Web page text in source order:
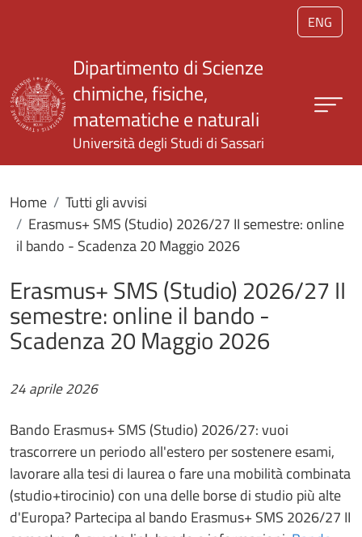
Salta al contenuto principale
ENG
Dipartimento di Scienze
chimiche, fisiche,
matematiche e naturali
Università degli Studi di Sassari
Home
Tutti gli avvisi
Erasmus+ SMS (Studio) 2026/27 II semestre: online
il bando - Scadenza 20 Maggio 2026
Erasmus+ SMS (Studio) 2026/27 II
semestre: online il bando -
Scadenza 20 Maggio 2026
24 aprile 2026
Bando Erasmus+ SMS (Studio) 2026/27: vuoi
trascorrere un periodo all'estero per sostenere esami,
lavorare alla tesi di laurea o fare una mobilità combinata
(studio+tirocinio) con una delle borse di studio più alte
d'Europa? Partecipa al bando Erasmus+ SMS 2026/27 II